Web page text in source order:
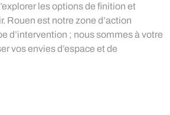
les options de finition et
Rouen est notre zone d’action
d’intervention ; nous sommes à votre
vos envies d’espace et de